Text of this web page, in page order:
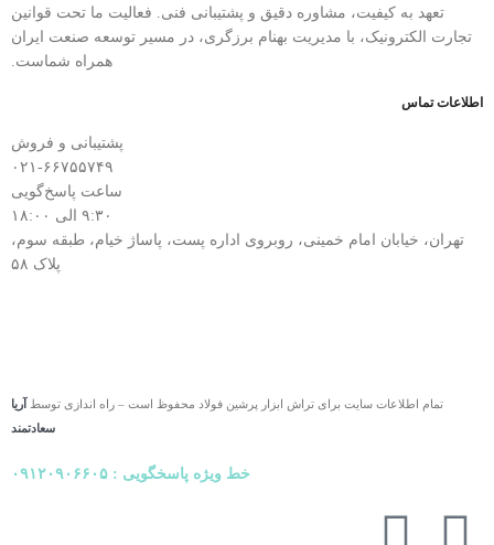
تعهد به کیفیت، مشاوره دقیق و پشتیبانی فنی. فعالیت ما تحت قوانین
تجارت الکترونیک، با مدیریت بهنام برزگری، در مسیر توسعه صنعت ایران
همراه شماست.
اطلاعات تماس
پشتیبانی و فروش
۰۲۱-۶۶۷۵۵۷۴۹
ساعت پاسخ‌گویی
۹:۳۰ الی ۱۸:۰۰
تهران، خیابان امام خمینی، روبروی اداره پست، پاساژ خیام، طبقه سوم،
پلاک ۵۸
تمام اطلاعات سایت برای تراش ابزار پرشین فولاد محفوظ است – راه اندازی توسط آریا
سعادتمند
خط ویژه پاسخگویی : ۰۹۱۲۰۹۰۶۶۰۵